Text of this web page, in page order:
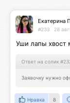
Екатерина
#233 28
Уши лапы хвост
Ответ на солик
Заявочку нужно
Нравка 8